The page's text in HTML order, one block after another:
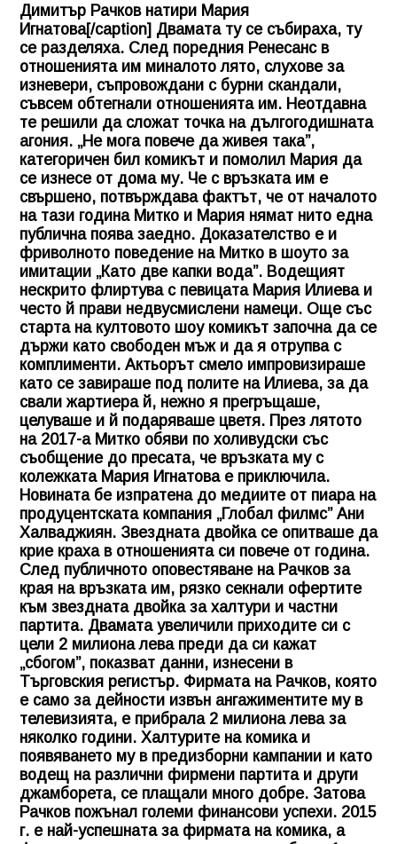
Димитър Рачков натири Мария
Игнатова[/caption] Двамата ту се събираха, ту
се разделяха. След поредния Ренесанс в
отношенията им миналото лято, слухове за
изневери, съпровождани с бурни скандали,
съвсем обтегнали отношенията им. Неотдавна
те решили да сложат точка на дългогодишната
агония. „Не мога повече да живея така”,
категоричен бил комикът и помолил Мария да
се изнесе от дома му. Че с връзката им е
свършено, потвърждава фактът, че от началото
на тази година Митко и Мария нямат нито една
публична поява заедно. Доказателство е и
фриволното поведение на Митко в шоуто за
имитации „Като две капки вода”. Водещият
нескрито флиртува с певицата Мария Илиева и
често й прави недвусмислени намеци. Още със
старта на култовото шоу комикът започна да се
държи като свободен мъж и да я отрупва с
комплименти. Актьорът смело импровизираше
като се завираше под полите на Илиева, за да
свали жартиера й, нежно я прегръщаше,
целуваше и й подаряваше цветя. През лятото
на 2017-а Митко обяви по холивудски със
съобщение до пресата, че връзката му с
колежката Мария Игнатова е приключила.
Новината бе изпратена до медиите от пиара на
продуцентската компания „Глобал филмс” Ани
Халваджиян. Звездната двойка се опитваше да
крие краха в отношенията си повече от година.
След публичното оповестяване на Рачков за
края на връзката им, рязко секнали офертите
към звездната двойка за халтури и частни
партита. Двaмaтa увеличили приходите си с
цели 2 милиона лева преди да си кажат
„сбогом”, показват данни, изнесени в
Търговския регистър. Фирмата на Рачков, която
е само за дейности извън ангажиментите му в
телевизията, е прибрала 2 милиона лева за
няколко години. Халтурите на комика и
появяването му в предизборни кампании и като
водещ на различни фирмени партита и други
джамборета, се плащали много добре. Затова
Рачков пожънал големи финансови успехи. 2015
г. е най-успешната за фирмата на комика, а